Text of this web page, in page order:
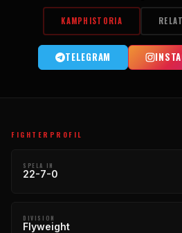
KAMPHISTORIA
TELEGRAM
FIGHTERPROFIL
SPELA IN
22-7-0
DIVISION
Flyweight